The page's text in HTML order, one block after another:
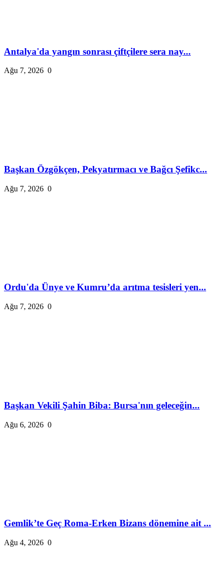
Antalya'da yangın sonrası çiftçilere sera nay...
Ağu 7, 2026 0
Başkan Özgökçen, Pekyatırmacı ve Bağcı Şefikc...
Ağu 7, 2026 0
Ordu'da Ünye ve Kumru’da arıtma tesisleri yen...
Ağu 7, 2026 0
Başkan Vekili Şahin Biba: Bursa'nın geleceğin...
Ağu 6, 2026 0
Gemlik’te Geç Roma-Erken Bizans dönemine ait ...
Ağu 4, 2026 0